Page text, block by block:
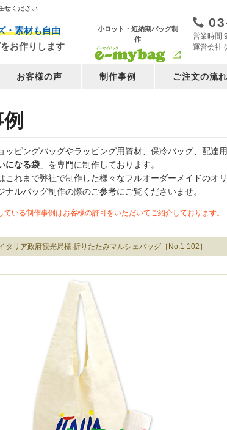
せください
・素材も自由
お作りします
小ロット・短納期バッグ制
作
営業時間
運営会社
お客様の声 制作事例 ご注文の流れ
ッピングバッグやラッピング用資材、保冷バッグ、配達
になる袋 」を専門に制作しております。
これまで弊社で制作した様々なフルオーダーメイドのオ
ナルバッグ制作の際のご参考にご覧くださいませ。
いる制作事例はお客様の許可をいただいてご紹介しております。
タリア政府観光局様 折りたたみマルシェバッグ［No.1-102］